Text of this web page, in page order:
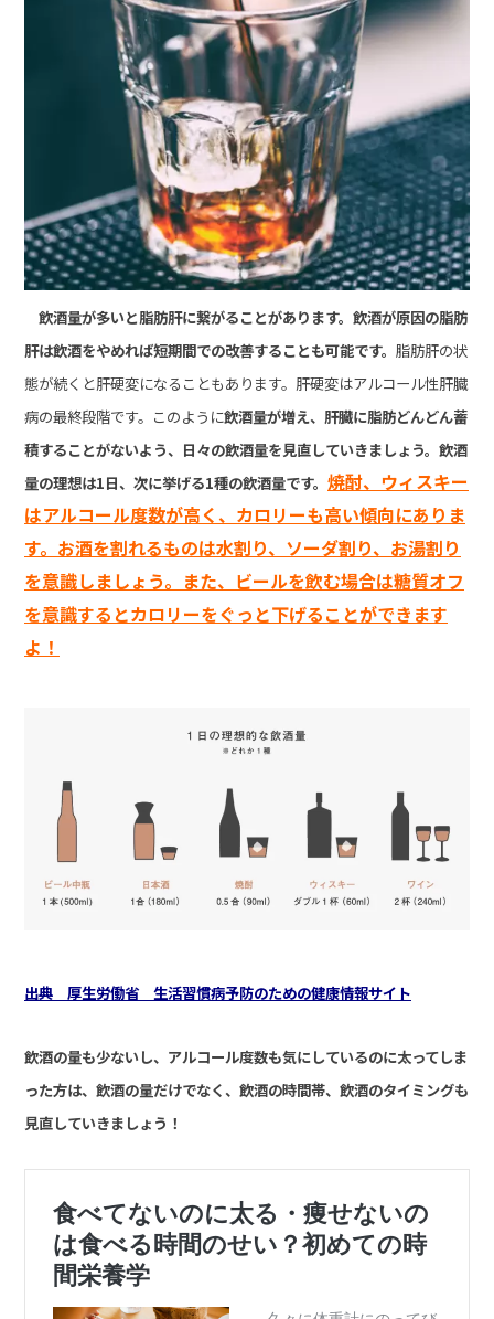
飲酒量が多いと脂肪肝に繋がることがあります。飲酒が原因の脂肪
肝は飲酒をやめれば短期間での改善することも可能です。 脂肪肝の状
態が続くと肝硬変になることもあります。肝硬変はアルコール性肝臓
病の最終段階です。このように飲酒量が増え、肝臓に脂肪どんどん蓄
積することがないよう、日々の飲酒量を見直していきましょう。飲酒
量の理想は1日、次に挙げる1種の飲酒量です。 焼酎、ウィスキー
はアルコール度数が高く、カロリーも高い傾向にありま
す。お酒を割れるものは水割り、ソーダ割り、お湯割り
を意識しましょう。また、ビールを飲む場合は糖質オフ
を意識するとカロリーをぐっと下げることができます
よ！
出典 厚生労働省 生活習慣病予防のための健康情報サイト
飲酒の量も少ないし、アルコール度数も気にしているのに太ってしま
った方は、飲酒の量だけでなく、飲酒の時間帯、飲酒のタイミングも
見直していきましょう！